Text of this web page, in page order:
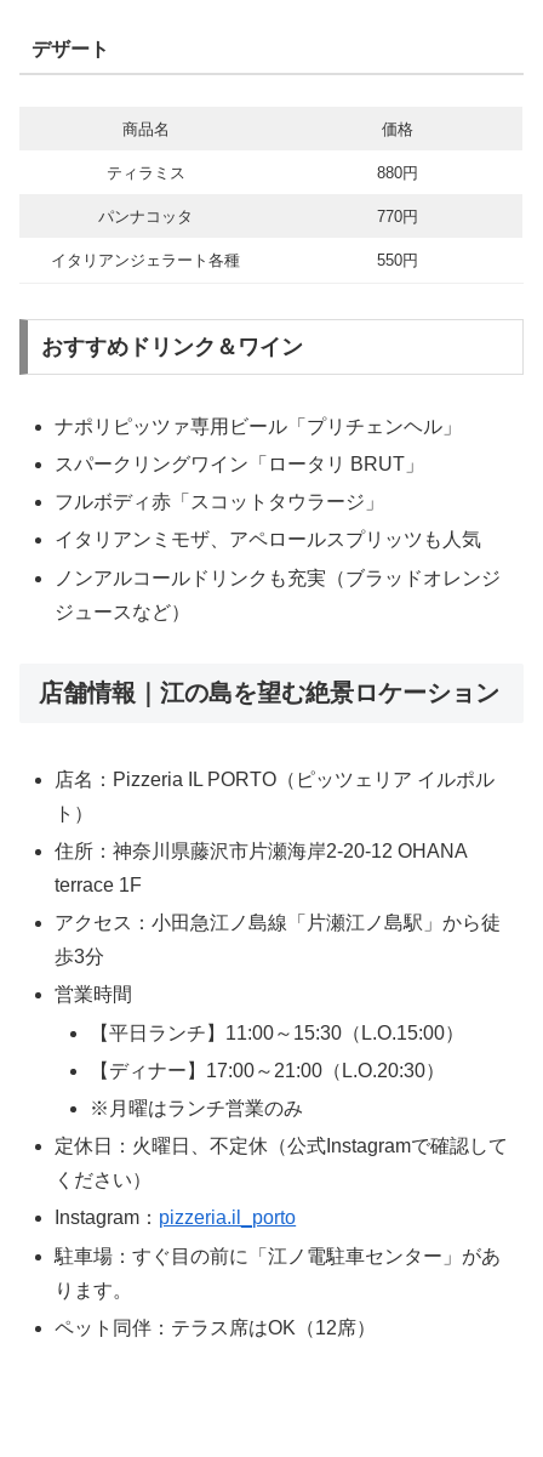
デザート
商品名 価格
ティラミス 880円
パンナコッタ 770円
イタリアンジェラート各種 550円
おすすめドリンク＆ワイン
ナポリピッツァ専用ビール「プリチェンヘル」
スパークリングワイン「ロータリ BRUT」
フルボディ赤「スコットタウラージ」
イタリアンミモザ、アペロールスプリッツも人気
ノンアルコールドリンクも充実（ブラッドオレンジ
ジュースなど）
店舗情報｜江の島を望む絶景ロケーション
店名：Pizzeria IL PORTO（ピッツェリア イルポル
ト）
住所：神奈川県藤沢市片瀬海岸2-20-12 OHANA
terrace 1F
アクセス：小田急江ノ島線「片瀬江ノ島駅」から徒
歩3分
営業時間
【平日ランチ】11:00～15:30（L.O.15:00）
【ディナー】17:00～21:00（L.O.20:30）
※月曜はランチ営業のみ
定休日：火曜日、不定休（公式Instagramで確認して
ください）
Instagram： pizzeria.il_porto
駐車場：すぐ目の前に「江ノ電駐車センター」があ
ります。
ペット同伴：テラス席はOK（12席）